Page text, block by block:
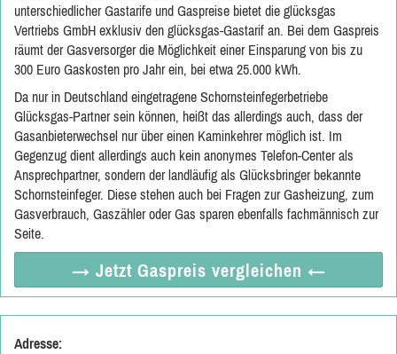
unterschiedlicher Gastarife und Gaspreise bietet die glücksgas
Vertriebs GmbH exklusiv den glücksgas-Gastarif an. Bei dem Gaspreis
räumt der Gasversorger die Möglichkeit einer Einsparung von bis zu
300 Euro Gaskosten pro Jahr ein, bei etwa 25.000 kWh.
Da nur in Deutschland eingetragene Schornsteinfegerbetriebe
Glücksgas-Partner sein können, heißt das allerdings auch, dass der
Gasanbieterwechsel nur über einen Kaminkehrer möglich ist. Im
Gegenzug dient allerdings auch kein anonymes Telefon-Center als
Ansprechpartner, sondern der landläufig als Glücksbringer bekannte
Schornsteinfeger. Diese stehen auch bei Fragen zur Gasheizung, zum
Gasverbrauch, Gaszähler oder Gas sparen ebenfalls fachmännisch zur
Seite.
→ Jetzt Gaspreis vergleichen ←
Adresse: